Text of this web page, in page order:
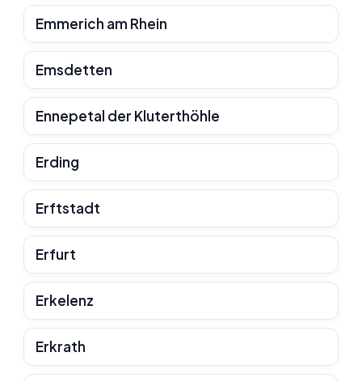
Emmerich am Rhein
Emsdetten
Ennepetal der Kluterthöhle
Erding
Erftstadt
Erfurt
Erkelenz
Erkrath